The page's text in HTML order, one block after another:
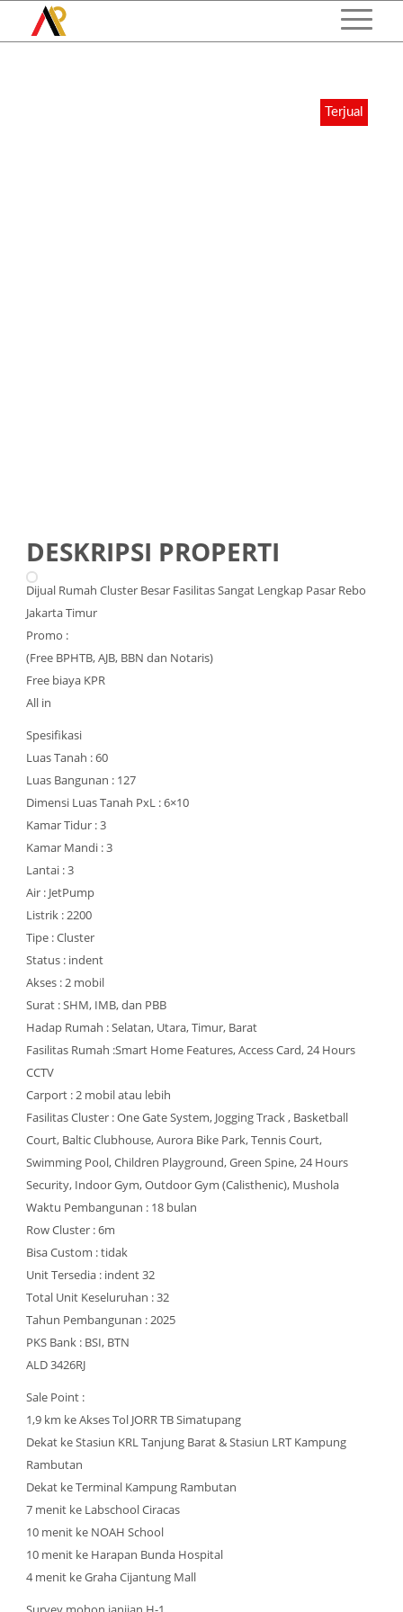
Terjual
DESKRIPSI PROPERTI
Dijual Rumah Cluster Besar Fasilitas Sangat Lengkap Pasar Rebo
Jakarta Timur
Promo :
(Free BPHTB, AJB, BBN dan Notaris)
Free biaya KPR
All in
Spesifikasi
Luas Tanah : 60
Luas Bangunan : 127
Dimensi Luas Tanah PxL : 6×10
Kamar Tidur : 3
Kamar Mandi : 3
Lantai : 3
Air : JetPump
Listrik : 2200
Tipe : Cluster
Status : indent
Akses : 2 mobil
Surat : SHM, IMB, dan PBB
Hadap Rumah : Selatan, Utara, Timur, Barat
Fasilitas Rumah :Smart Home Features, Access Card, 24 Hours
CCTV
Carport : 2 mobil atau lebih
Fasilitas Cluster : One Gate System, Jogging Track , Basketball
Court, Baltic Clubhouse, Aurora Bike Park, Tennis Court,
Swimming Pool, Children Playground, Green Spine, 24 Hours
Security, Indoor Gym, Outdoor Gym (Calisthenic), Mushola
Waktu Pembangunan : 18 bulan
Row Cluster : 6m
Bisa Custom : tidak
Unit Tersedia : indent 32
Total Unit Keseluruhan : 32
Tahun Pembangunan : 2025
PKS Bank : BSI, BTN
ALD 3426RJ
Sale Point :
1,9 km ke Akses Tol JORR TB Simatupang
Dekat ke Stasiun KRL Tanjung Barat & Stasiun LRT Kampung
Rambutan
Dekat ke Terminal Kampung Rambutan
7 menit ke Labschool Ciracas
10 menit ke NOAH School
10 menit ke Harapan Bunda Hospital
4 menit ke Graha Cijantung Mall